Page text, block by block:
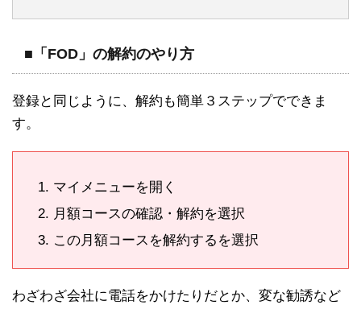
■「FOD」の解約のやり方
登録と同じように、解約も簡単３ステップでできま
す。
マイメニューを開く
月額コースの確認・解約を選択
この月額コースを解約するを選択
わざわざ会社に電話をかけたりだとか、変な勧誘など